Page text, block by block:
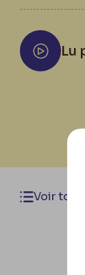
Lu
Voir